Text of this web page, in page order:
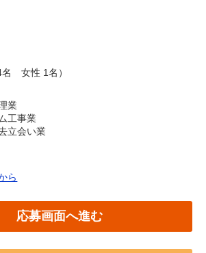
名 女性 1名）
業
工事業
立会い業
ら
応募画面へ進む